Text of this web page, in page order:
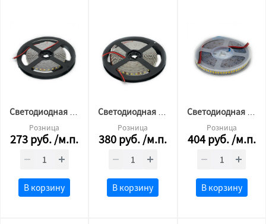
Cветодиодная лента 2835 120 LED 12v 9.6w 4000K нейтр. СФЕРА LED LUX Альфа Свет
Розница
273руб./м.п.
В корзину
Cветодиодная лента 2835 120 LED 12v 9.6w 6000K бел.холод СФЕРА LED LUX Альфа Свет
Розница
380руб./м.п.
В корзину
Cветодиодная лента 2835 240LED 24v 19.2w 4000K бел.холод СФЕРА LED стандарт
Розница
404руб./м.п.
В корзину